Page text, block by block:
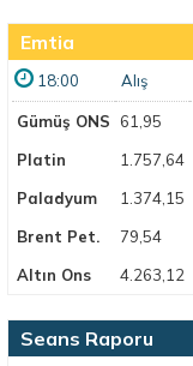
Emtia
18:00 Alış
Gümüş ONS 61,95
Platin
1.757,64
Paladyum
1.374,15
Brent Pet.
79,54
Altın Ons
4.263,12
Seans Raporu